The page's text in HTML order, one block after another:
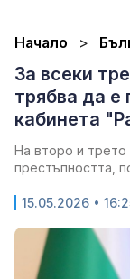
Начало
За всеки
трябва да
кабинета
На второ и
престъпността,
15.05.2026 •